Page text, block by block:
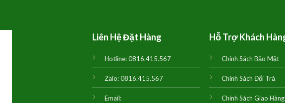
Liên Hệ Đặt Hàng
Hotline:0816.415.567
Zalo:0816.415.567
Email:
Hỗ Trợ Khách
Chính Sách Bảo Mật
Chính Sách Đổi Trả
Chính Sách Giao Hàng